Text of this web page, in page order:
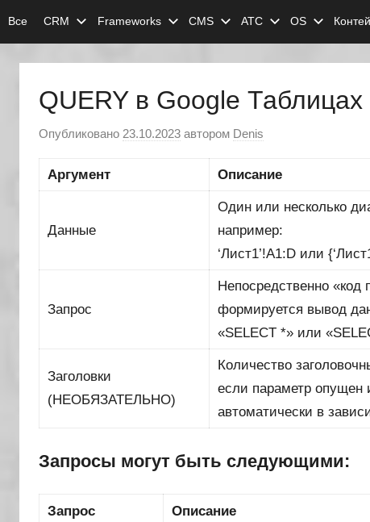
Все CRM Frameworks CMS АТС OS
QUERY в Google Таблицах
Опубликовано 23.10.2023 автором Denis
Аргумент Описание
Данные
Один или несколько
например:
‘Лист1’!A1:D или
Запрос
Непосредственно
формируется вывод
«SELECT *» или
Заголовки
(НЕОБЯЗАТЕЛЬНО)
Количество
если параметр опущен
автоматически в
Запросы могут быть следующими:
Запрос Описание